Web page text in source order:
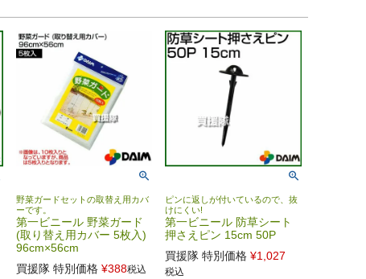
野菜ガードセットの取替え用カバ
ーです。
第一ビニール 野菜ガード
(取り替え用カバー 5枚入)
96cm×56cm
買援隊 特別価格 ¥388税込
ピンに返しが付いているので、抜
けにくい!
第一ビニール 防草シート
押さえピン 15cm 50P
買援隊 特別価格 ¥1,027
税込